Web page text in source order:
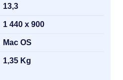
13,3
1 440 x 900
Mac OS
1,35 Kg